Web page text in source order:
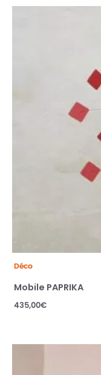
Déco
Mobile PAPRIKA
435,00€